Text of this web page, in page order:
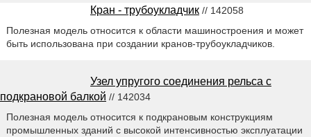
Кран - трубоукладчик // 142058
Полезная модель относится к области машиностроения и может
быть использована при создании кранов-трубоукладчиков.
Узел упругого соединения рельса с
подкрановой балкой // 142034
Полезная модель относится к подкрановым конструкциям
промышленных зданий с высокой интенсивностью эксплуатации